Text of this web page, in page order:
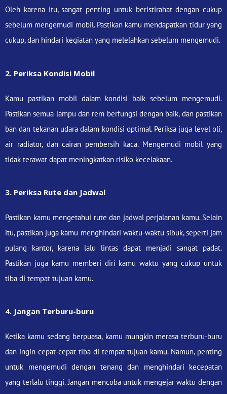
Oleh karena itu, sangat penting untuk beristirahat dengan cukup
sebelum mengemudi mobil. Pastikan kamu mendapatkan tidur yang
cukup, dan hindari kegiatan yang melelahkan sebelum mengemudi.
2. Periksa Kondisi Mobil
Kamu pastikan mobil dalam kondisi baik sebelum mengemudi.
Pastikan semua lampu dan rem berfungsi dengan baik, dan pastikan
ban dan tekanan udara dalam kondisi optimal. Periksa juga level oli,
air radiator, dan cairan pembersih kaca. Mengemudi mobil yang
tidak terawat dapat meningkatkan risiko kecelakaan.
3. Periksa Rute dan Jadwal
Pastikan kamu mengetahui rute dan jadwal perjalanan kamu. Selain
itu, pastikan juga kamu menghindari waktu-waktu sibuk, seperti jam
pulang kantor, karena lalu lintas dapat menjadi sangat padat.
Pastikan juga kamu memberi diri kamu waktu yang cukup untuk
tiba di tempat tujuan kamu.
4. Jangan Terburu-buru
Ketika kamu sedang berpuasa, kamu mungkin merasa terburu-buru
dan ingin cepat-cepat tiba di tempat tujuan kamu. Namun, penting
untuk mengemudi dengan tenang dan menghindari kecepatan
yang terlalu tinggi. Jangan mencoba untuk mengejar waktu dengan